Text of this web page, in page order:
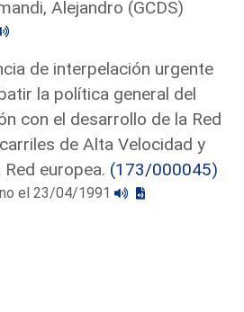
Alejandro (GCDS)
de interpelación urgente
la política general del
con el desarrollo de la Red
de Alta Velocidad y
europea. (173/000045)
el 23/04/1991